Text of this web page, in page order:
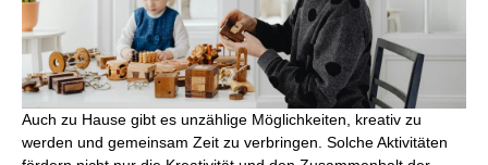
Auch zu Hause gibt es unzählige Möglichkeiten, kreativ zu
werden und gemeinsam Zeit zu verbringen. Solche Aktivitäten